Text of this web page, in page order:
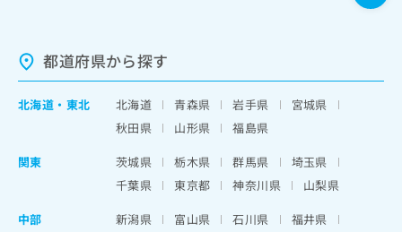
都道府県から探す
北海道 ・ 東北 北海道 青森県 岩手県
宮城県
秋田県
山形県
福島県
関東
茨城県 栃木県 群馬県
埼玉県
千葉県
東京都 神奈川県
山梨県
中部
新潟県 富山県 石川県
福井県